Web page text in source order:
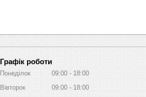
Графік роботи
Понеділок 09:00
18:00
Вівторок
09:00 18:00